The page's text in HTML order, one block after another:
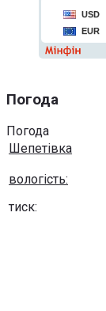
Погода
Погода
Шепетівка
вологість:
тиск: